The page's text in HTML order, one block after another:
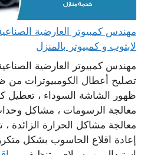
لابتوب و كمبيوتر بالمنزل
مهندس كمبيوتر العارضية
تصليح أعطال الكومبيوترات من
ظهور الشاشة السوداء ، تعطيل
معالجة الرسومات ، مشاكل
معالجة مشاكل الحرارة الزائدة
إعادة اقلاع الحاسوب بشكل